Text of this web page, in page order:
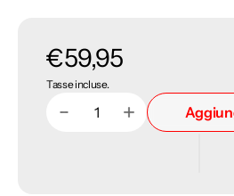
Prezzo
di
€59,95
Tasse incluse.
Diminuisci
Quantità
Aumenta
quantità